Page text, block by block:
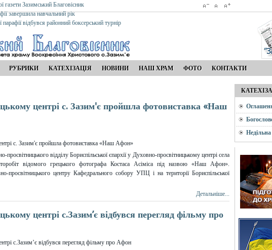
Зазимський Благовісник
завершила навчальний рік
відбувся районний боксерський турнір
РУБРИКИ КАТЕХІЗАЦІЯ НОВИНИ НАШ ХРАМ ФОТО КОНТАКТИ
центрі с. Зазим'є пройшла фотовиставка «Наш
просвітницького відділу Бориспільської єпархії у Духовно-просвітницькому центрі села
відомого грецького фотографа Костаса Асіміса під назвою «Наш Афон».
просвітницького центру Кафедрального собору УПЦ і на території Бориспільської
Детальніше...
центрі с.Зазим’є відбувся перегляд фільму про